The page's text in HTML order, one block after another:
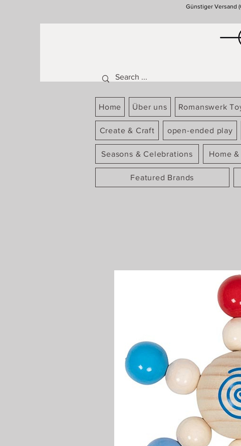
Günstiger Versand
Home Über uns Romanswerk
Create & Craft open-ended play
Seasons & Celebrations Home
Featured Brands